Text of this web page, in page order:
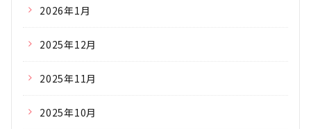
2026年1月
2025年12月
2025年11月
2025年10月